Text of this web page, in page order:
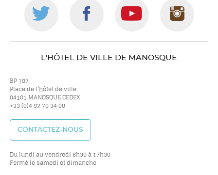
Suivez-
nous
sur
twitter
Suivez-
nous
facebook
Suivez-
nous
L'HÔTEL DE VILLE DE MANOSQUE
BP 107
Place de l’hôtel de ville
04101 MANOSQUE CEDEX
+33 (0)4 92 70 34 00
CONTACTEZ-NOUS
Du lundi au vendredi 8h30 à 17h30
Fermé le samedi et dimanche